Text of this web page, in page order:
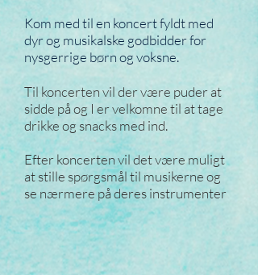
Kom med til en koncert fyldt med
dyr og musikalske godbidder for
nysgerrige børn og voksne.
Til koncerten vil der være puder at
sidde på og I er velkomne til at tage
drikke og snacks med ind.
Efter koncerten vil det være muligt
at stille spørgsmål til musikerne og
se nærmere på deres instrumenter